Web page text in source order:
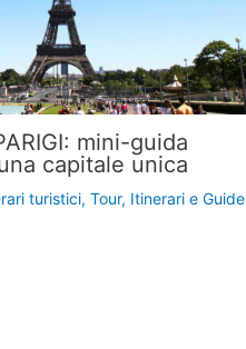
mini-guida
capitale unica
turistici,Tour, Itinerari e Guide